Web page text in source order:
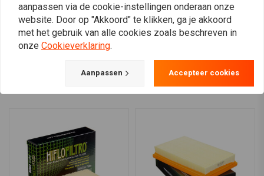
aanpassen via de cookie-instellingen onderaan onze
website. Door op "Akkoord" te klikken, ga je akkoord
met het gebruik van alle cookies zoals beschreven in
onze Cookieverklaring.
Aanpassen Accepteer cookies